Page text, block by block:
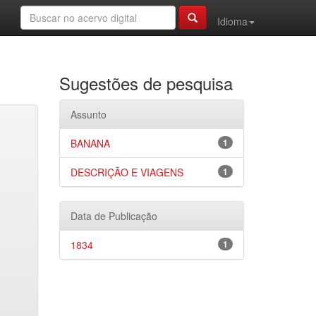
Idioma
Sugestões de pesquisa
Assunto
1
BANANA
1
DESCRIÇÃO E VIAGENS
Data de Publicação
1
1834